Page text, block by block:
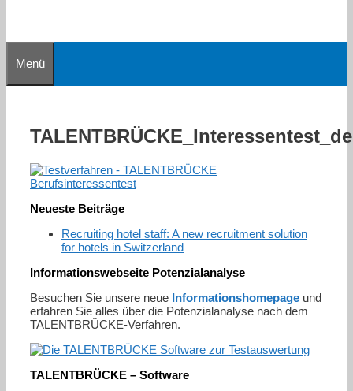
Menü
TALENTBRÜCKE_Interessentest_de
Neueste Beiträge
Recruiting hotel staff: A new recruitment solution
for hotels in Switzerland
Informationswebseite Potenzialanalyse
Besuchen Sie unsere neue Informationshomepage und
erfahren Sie alles über die Potenzialanalyse nach dem
TALENTBRÜCKE-Verfahren.
TALENTBRÜCKE – Software